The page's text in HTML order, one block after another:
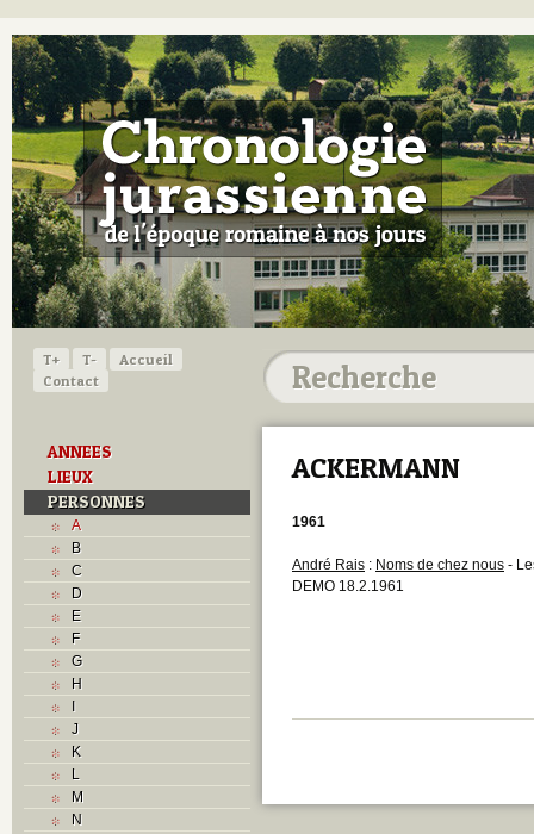
T+ T-
Accueil
Contact
ANNEES
LIEUX
PERSONNES
A
B
C
D
E
F
G
H
I
J
K
L
M
N
ACKERMANN
1961
André Rais : Noms de chez nous -
DEMO 18.2.1961